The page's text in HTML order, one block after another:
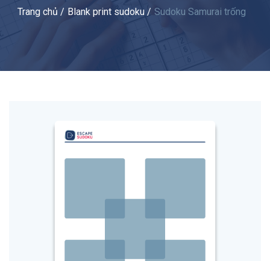
Trang chủ Blank print sudoku Sudoku Samurai trống